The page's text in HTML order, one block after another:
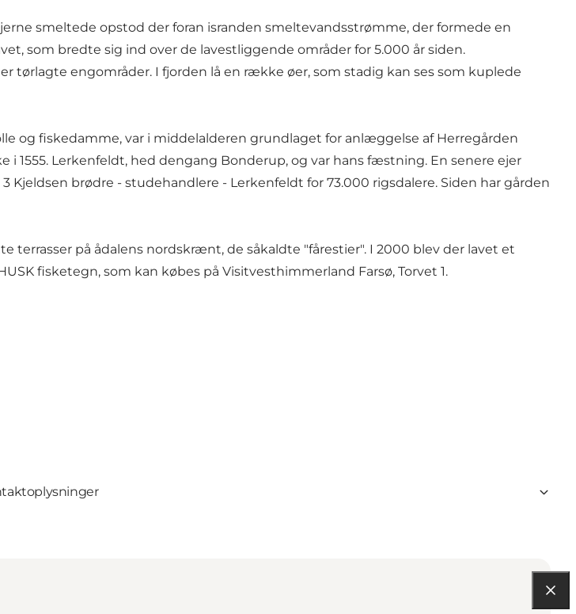
smeltede opstod der foran isranden smeltevandsstrømme, der formede en
som bredte sig ind over de lavestliggende områder for 5.000 år siden.
engområder. I fjorden lå en række øer, som stadig kan ses som kuplede
og fiskedamme, var i middelalderen grundlaget for anlæggelse af Herregården
1555. Lerkenfeldt, hed dengang Bonderup, og var hans fæstning. En senere ejer
brødre - studehandlere - Lerkenfeldt for 73.000 rigsdalere. Siden har gården
på ådalens nordskrænt, de såkaldte "fårestier". I 2000 blev der lavet et
fisketegn, som kan købes på Visitvesthimmerland Farsø, Torvet 1.